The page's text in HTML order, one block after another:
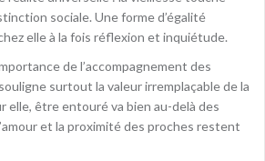
sociale. Une forme d’égalité
elle à la fois réflexion et inquiétude.
de l’accompagnement des
surtout la valeur irremplaçable de la
elle, être entouré va bien au-delà des
et la proximité des proches restent